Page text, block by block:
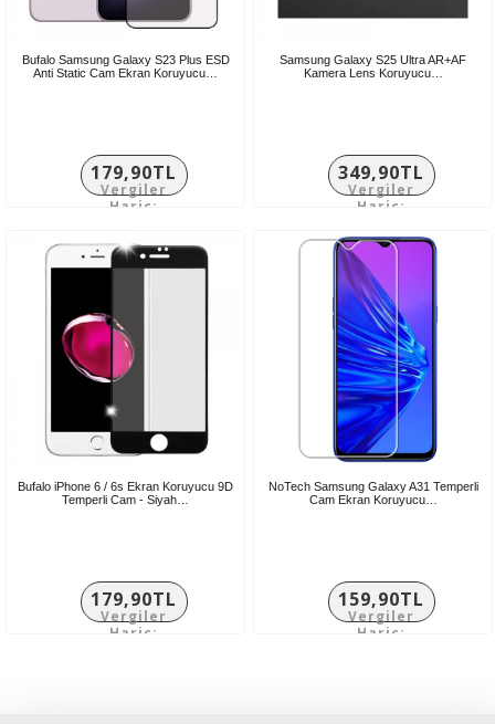
Bufalo Samsung Galaxy S23 Plus ESD
Anti Static Cam Ekran Koruyucu…
179,90TL
Vergiler
Hariç:
Samsung Galaxy S25 Ultra AR+AF
Kamera Lens Koruyucu…
349,90TL
Vergiler
Hariç:
Bufalo iPhone 6 / 6s Ekran Koruyucu 9D
Temperli Cam - Siyah…
179,90TL
Vergiler
Hariç:
NoTech Samsung Galaxy A31 Temperli
Cam Ekran Koruyucu…
159,90TL
Vergiler
Hariç: